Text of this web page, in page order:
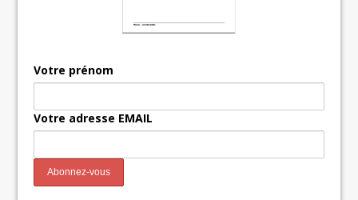
Votre prénom
Votre adresse EMAIL